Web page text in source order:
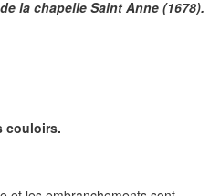
la chapelle Saint Anne (1678).
couloirs.